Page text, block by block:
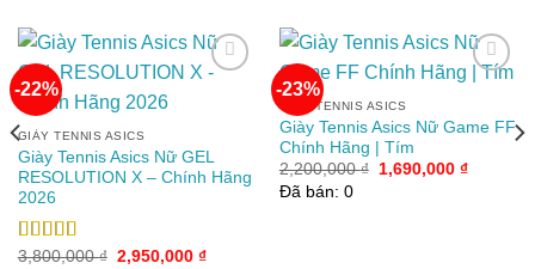
-22%
GIÀY TENNIS ASICS
Giày Tennis Asics Nữ GEL
RESOLUTION X – Chính Hãng
2026
Được xếp
3,800,000₫ Giá
2,950,000 ₫Giá
-23%
Add to
GIÀY TENNIS ASICS
Giày Tennis Asics Nữ Game FF
Chính Hãng | Tím
2,200,000₫
Giá
1,690,000 ₫Giá
Đã bán: 0